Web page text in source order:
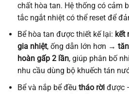
chất hòa tan. Hệ thống có cảm
tắc ngắt nhiệt có thể reset để
Bể hòa tan được thiết kế lại: kết
gia nhiệt, ống dẫn lớn hơn →
hoàn gấp 2 lần, giúp phân bố
nhu cầu dùng bộ khuếch tán
Bể và nắp bể đều tháo rờiđược